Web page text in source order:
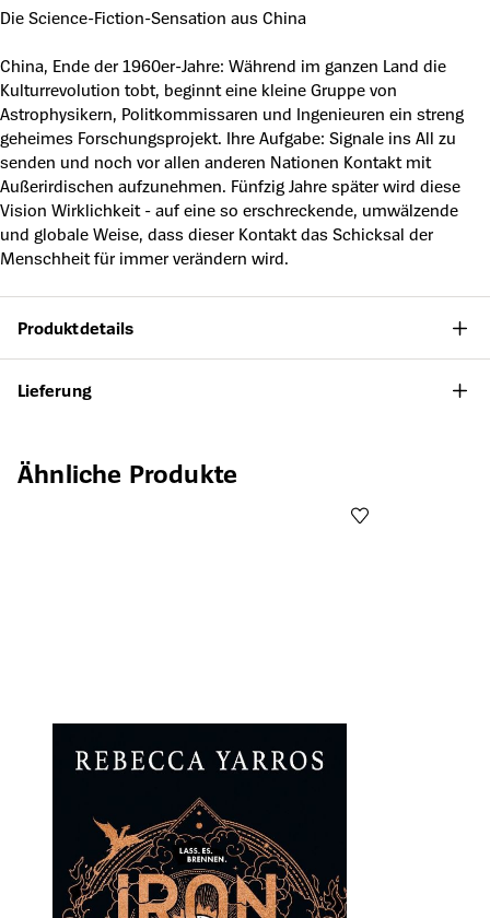
Die Science-Fiction-Sensation aus China
China, Ende der 1960er-Jahre: Während im ganzen Land die
Kulturrevolution tobt, beginnt eine kleine Gruppe von
Astrophysikern, Politkommissaren und Ingenieuren ein streng
geheimes Forschungsprojekt. Ihre Aufgabe: Signale ins All zu
senden und noch vor allen anderen Nationen Kontakt mit
Außerirdischen aufzunehmen. Fünfzig Jahre später wird diese
Vision Wirklichkeit - auf eine so erschreckende, umwälzende
und globale Weise, dass dieser Kontakt das Schicksal der
Menschheit für immer verändern wird.
Produktdetails
Lieferung
Produktgalerie überspringen
Ähnliche Produkte